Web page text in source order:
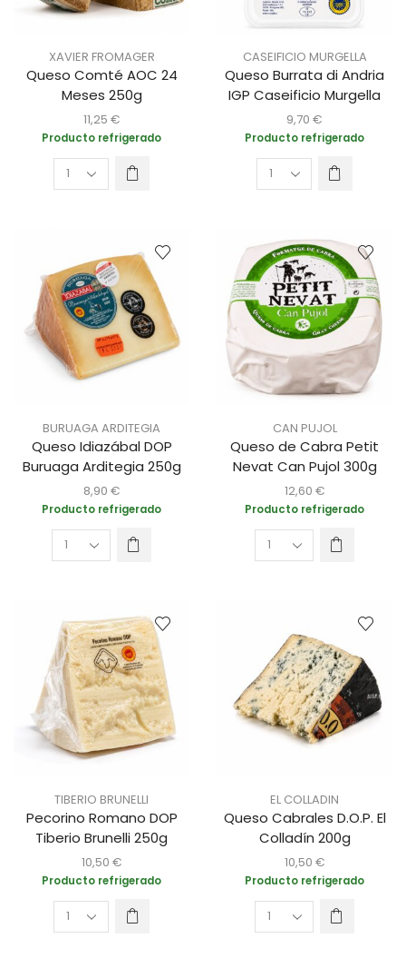
XAVIER FROMAGER
Queso Comté AOC 24
Meses 250g
11,25 €
Producto refrigerado
CASEIFICIO MURGELLA
Queso Burrata di Andria
IGP Caseificio Murgella
9,70 €
Producto refrigerado
BURUAGA ARDITEGIA
Queso Idiazábal DOP
Buruaga Arditegia 250g
8,90 €
Producto refrigerado
CAN PUJOL
Queso de Cabra Petit
Nevat Can Pujol 300g
12,60 €
Producto refrigerado
TIBERIO BRUNELLI
Pecorino Romano DOP
Tiberio Brunelli 250g
10,50 €
Producto refrigerado
EL COLLADIN
Queso Cabrales D.O.P. El
Colladín 200g
10,50 €
Producto refrigerado